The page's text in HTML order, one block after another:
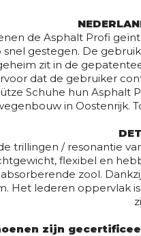
de Asphalt Profi
gestegen. De
zit in de
dat de gebruiker
Schuhe hun Asphalt
in Oostenrijk.
trillingen / resonantie
flexibel en
zool.
Het lederen oppervlak
zijn